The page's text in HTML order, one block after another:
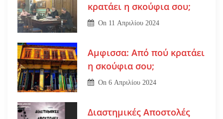
κρατάει η σκούφια σου;
On 11 Απριλίου 2024
Αμφισσα: Από πού κρατάει
η σκούφια σου;
On6 Απριλίου 2024
Διαστημικές Αποστολές